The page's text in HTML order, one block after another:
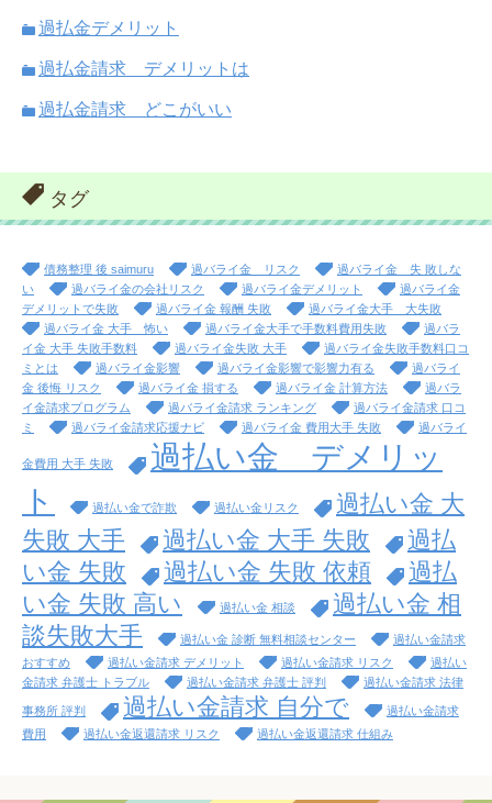
過払金デメリット
過払金請求 デメリットは
過払金請求 どこがいい
タグ
債務整理 後 saimuru 過バライ金 リスク
過バライ金 失 敗しな
い
過バライ金の会社リスク 過バライ金デメリット
過バライ金
デメリットで失敗
過バライ金 報酬 失敗
過バライ金大手 大失敗
過バライ金 大手 怖い
過バライ金大手で手数料費用失敗
過バラ
イ金 大手 失敗手数料
過バライ金失敗 大手
過バライ金失敗手数料口コ
ミとは
過バライ金影響 過バライ金影響で影響力有る
過バライ
金 後悔 リスク
過バライ金 損する 過バライ金 計算方法
過バラ
イ金請求プログラム
過バライ金請求 ランキング
過バライ金請求 口コ
ミ
過バライ金請求応援ナビ 過バライ金 費用大手 失敗 過バライ
金費用 大手 失敗
過払い金 デメリッ
ト
過払い金で詐欺 過払い金リスク
過払い金 大
失敗 大手
過払い金 大手 失敗
過払
い金 失敗
過払い金 失敗 依頼
過払
い金 失敗 高い
過払い金 相談
過払い金 相
談失敗大手
過払い金 診断 無料相談センター
過払い金請求
おすすめ
過払い金請求 デメリット 過払い金請求 リスク
過払い
金請求 弁護士 トラブル
過払い金請求 弁護士 評判 過払い金請求 法律
事務所 評判 過払い金請求 自分で
過払い金請求
費用
過払い金返還請求 リスク 過払い金返還請求 仕組み